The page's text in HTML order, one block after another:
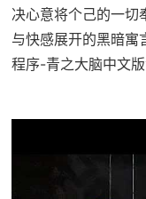
决心意将个己的一切
与快感展开的黑暗寓
程序-青之大脑中文